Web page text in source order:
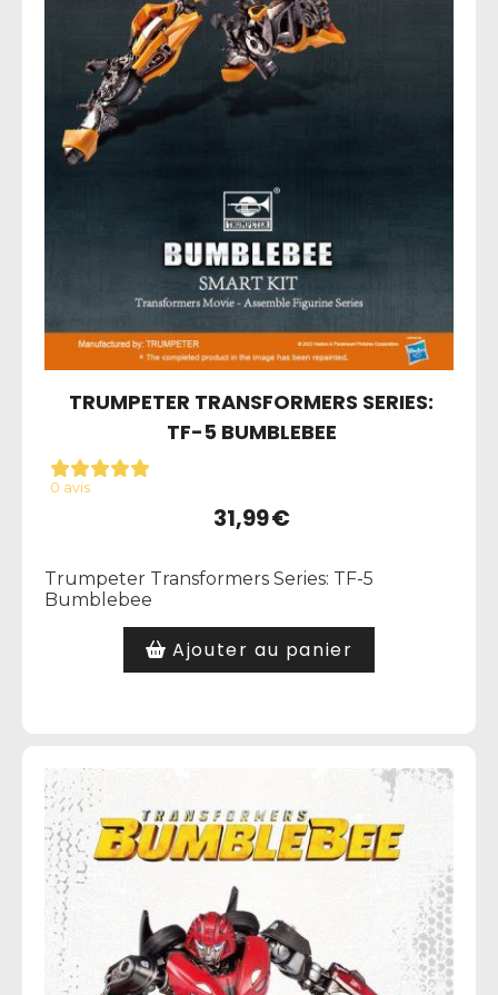
TRUMPETER TRANSFORMERS SERIES:
TF-5 BUMBLEBEE
0 avis
31,99€
Trumpeter Transformers Series: TF-5
Bumblebee
Ajouter au panier